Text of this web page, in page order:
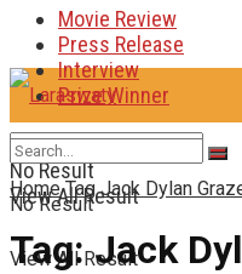
Movie Review
Press Release
Interview
Prize Winner
No Result
View All Result
No Result
View All Result
Home Tag Jack Dylan
Tag:Jack